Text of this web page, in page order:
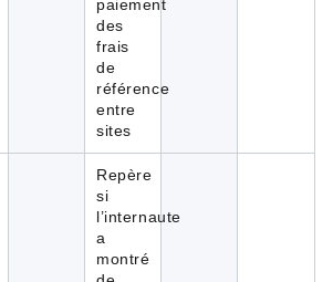
paiement
des
frais
de
référence
entre
sites
Repère
si
l’internaute
a
montré